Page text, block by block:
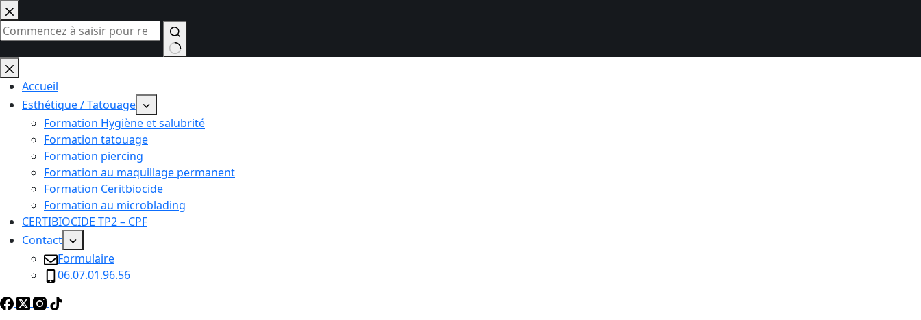
Passer
au
contenu
Aucun
résultatAccueil
Esthétique / Tatouage
Formation Hygiène et salubrité
Formation tatouage
Formation piercing
Formation au maquillage permanent
Formation Ceritbiocide
Formation au microblading
CERTIBIOCIDE TP2 – CPF
Contact
Formulaire
06.07.01.96.56